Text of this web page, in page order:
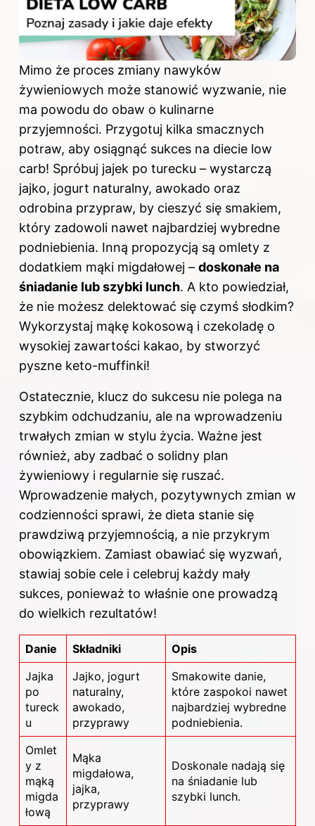
Mimo że proces zmiany nawyków
żywieniowych może stanowić wyzwanie, nie
ma powodu do obaw o kulinarne
przyjemności. Przygotuj kilka smacznych
potraw, aby osiągnąć sukces na diecie low
carb! Spróbuj jajek po turecku – wystarczą
jajko, jogurt naturalny, awokado oraz
odrobina przypraw, by cieszyć się smakiem,
który zadowoli nawet najbardziej wybredne
podniebienia. Inną propozycją są omlety z
dodatkiem mąki migdałowej – doskonałe na
śniadanie lub szybki lunch. A kto powiedział,
że nie możesz delektować się czymś słodkim?
Wykorzystaj mąkę kokosową i czekoladę o
wysokiej zawartości kakao, by stworzyć
pyszne keto-muffinki!
Ostatecznie, klucz do sukcesu nie polega na
szybkim odchudzaniu, ale na wprowadzeniu
trwałych zmian w stylu życia. Ważne jest
również, aby zadbać o solidny plan
żywieniowy i regularnie się ruszać.
Wprowadzenie małych, pozytywnych zmian w
codzienności sprawi, że dieta stanie się
prawdziwą przyjemnością, a nie przykrym
obowiązkiem. Zamiast obawiać się wyzwań,
stawiaj sobie cele i celebruj każdy mały
sukces, ponieważ to właśnie one prowadzą
do wielkich rezultatów!
Danie Składniki
Opis
Jajka
po
tureck
u
Jajko, jogurt
naturalny,
awokado,
przyprawy
Smakowite danie,
które zaspokoi nawet
najbardziej wybredne
podniebienia.
Omlet
y z
mąką
migda
łową
Mąka
migdałowa,
jajka,
przyprawy
Doskonale nadają się
na śniadanie lub
szybki lunch.